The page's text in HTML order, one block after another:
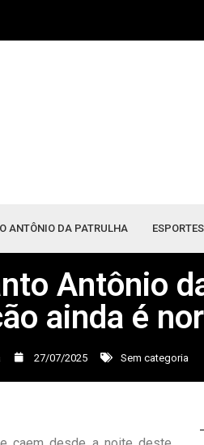
ANTÔNIO DA PATRULHA ESPORTES
Antônio
ainda é
27/07/2025 Sem categoria